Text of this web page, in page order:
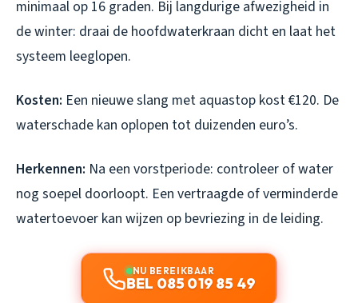
minimaal op 16 graden. Bij langdurige afwezigheid in
de winter: draai de hoofdwaterkraan dicht en laat het
systeem leeglopen.
Kosten: Een nieuwe slang met aquastop kost €120. De
waterschade kan oplopen tot duizenden euro’s.
Herkennen: Na een vorstperiode: controleer of water
nog soepel doorloopt. Een vertraagde of verminderde
watertoevoer kan wijzen op bevriezing in de leiding.
NU BEREIKBAAR
BEL 085 019 85 49